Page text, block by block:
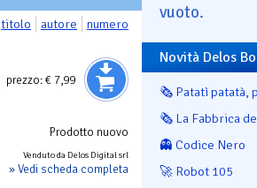
titolo autore numero
prezzo:€ 7,99
Prodotto nuovo
Venduto da Delos Digital srl
» Vedi scheda completa
vuoto.
Novità Delos
🗞️ Patatì patatà,
🗞️ La Fabbrica
👻 Codice Nero
🚀 Robot 105